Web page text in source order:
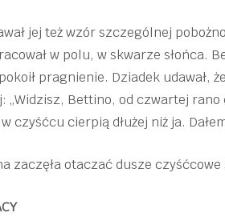
jej też wzór szczególnej
w polu, w skwarze słońca.
pragnienie. Dziadek udawał,
„Widzisz, Bettino, od czwartej
czyśćcu cierpią dłużej niż ja.
zaczęła otaczać dusze